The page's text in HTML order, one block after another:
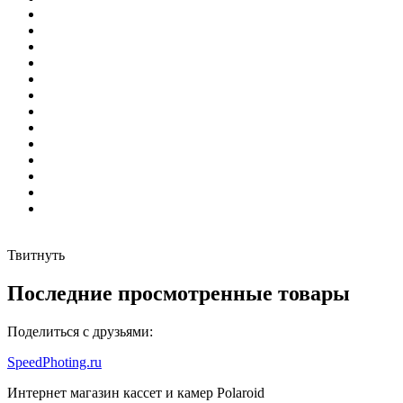
Твитнуть
Последние просмотренные товары
Поделиться с друзьями:
SpeedPhoting.ru
Интернет магазин кассет и камер Polaroid